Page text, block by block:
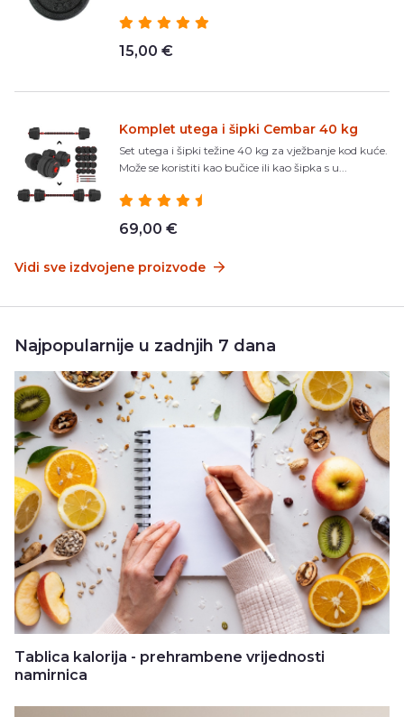
15,00 €
Komplet utega i šipki Cembar 40 kg
Set utega i šipki težine 40 kg za vježbanje kod kuće.
Može se koristiti kao bučice ili kao šipka s u...
69,00 €
Vidi sve izdvojene proizvode
Najpopularnije u zadnjih 7 dana
Tablica kalorija - prehrambene vrijednosti
namirnica